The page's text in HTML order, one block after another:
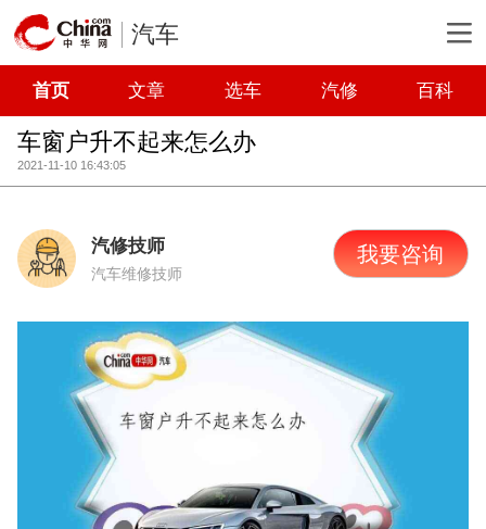
汽车
首页 文章 选车 汽修 百科
车窗户升不起来怎么办
2021-11-10 16:43:05
汽修技师
汽车维修技师
我要咨询